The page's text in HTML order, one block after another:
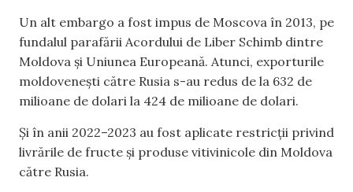
Un alt embargo a fost impus de Moscova în 2013, pe
fundalul parafării Acordului de Liber Schimb dintre
Moldova și Uniunea Europeană. Atunci, exporturile
moldovenești către Rusia s-au redus de la 632 de
milioane de dolari la 424 de milioane de dolari.
Și în anii 2022–2023 au fost aplicate restricții privind
livrările de fructe și produse vitivinicole din Moldova
către Rusia.